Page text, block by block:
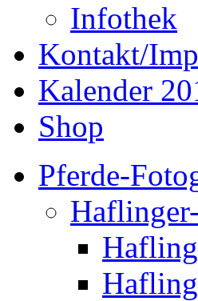
Infothek
Kontakt/
Kalender
Shop
Pferde-